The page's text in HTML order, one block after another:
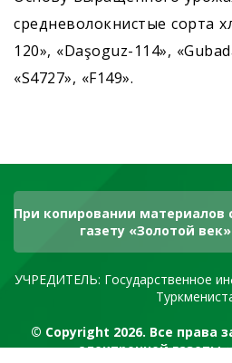
средневолокнистые сорта
120», «Daşoguz-114»,
«S4727», «F149».
При копировании материалов
газету «Золотой
УЧРЕДИТЕЛЬ: Государственное
© Copyright 2026. Все
электронной газеты